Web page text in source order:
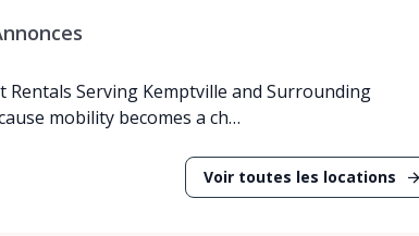
Serving Kemptville and Surrounding
mobility becomes a ch…
Voir toutes les locations